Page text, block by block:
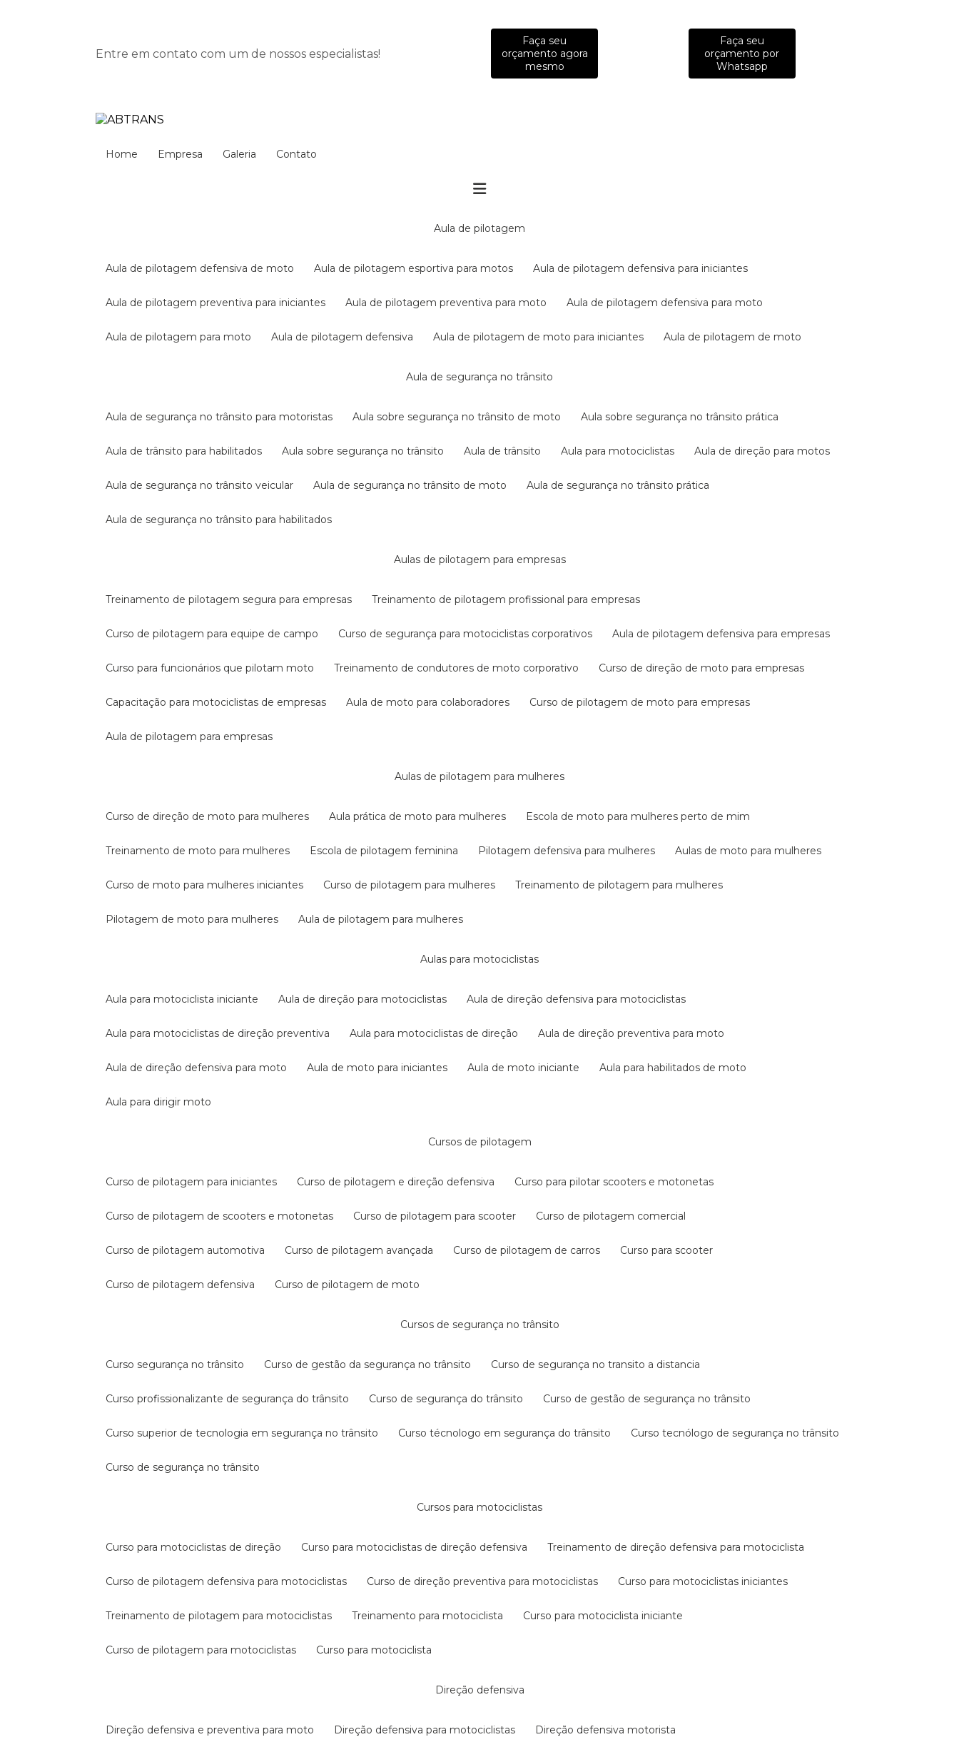
Entre em contato com um de nossos especialistas!
Faça seu
orçamento agora
mesmo
Faça seu
orçamento por
Whatsapp
Home Empresa Galeria Contato
aula de pilotagem
aula de pilotagem defensiva de moto aula de pilotagem esportiva para motos aula de pilotagem defensiva para iniciantes
aula de pilotagem preventiva para iniciantes aula de pilotagem preventiva para moto aula de pilotagem defensiva para moto
aula de pilotagem para moto aula de pilotagem defensiva aula de pilotagem de moto para iniciantes aula de pilotagem de moto
aula de segurança no trânsito
aula de segurança no trânsito para motoristas aula sobre segurança no trânsito de moto aula sobre segurança no trânsito prática
aula de trânsito para habilitados aula sobre segurança no trânsito aula de trânsito aula para motociclistas aula de direção para motos
aula de segurança no trânsito veicular aula de segurança no trânsito de moto aula de segurança no trânsito prática
aula de segurança no trânsito para habilitados
aulas de pilotagem para empresas
treinamento de pilotagem segura para empresas treinamento de pilotagem profissional para empresas
curso de pilotagem para equipe de campo curso de segurança para motociclistas corporativos aula de pilotagem defensiva para empresas
curso para funcionários que pilotam moto treinamento de condutores de moto corporativo curso de direção de moto para empresas
capacitação para motociclistas de empresas aula de moto para colaboradores curso de pilotagem de moto para empresas
aula de pilotagem para empresas
aulas de pilotagem para mulheres
curso de direção de moto para mulheres aula prática de moto para mulheres escola de moto para mulheres perto de mim
treinamento de moto para mulheres escola de pilotagem feminina pilotagem defensiva para mulheres aulas de moto para mulheres
curso de moto para mulheres iniciantes curso de pilotagem para mulheres treinamento de pilotagem para mulheres
pilotagem de moto para mulheres aula de pilotagem para mulheres
aulas para motociclistas
aula para motociclista iniciante aula de direção para motociclistas aula de direção defensiva para motociclistas
aula para motociclistas de direção preventiva aula para motociclistas de direção aula de direção preventiva para moto
aula de direção defensiva para moto aula de moto para iniciantes aula de moto iniciante aula para habilitados de moto
aula para dirigir moto
cursos de pilotagem
curso de pilotagem para iniciantes curso de pilotagem e direção defensiva curso para pilotar scooters e motonetas
curso de pilotagem de scooters e motonetas curso de pilotagem para scooter curso de pilotagem comercial
curso de pilotagem automotiva curso de pilotagem avançada curso de pilotagem de carros curso para scooter
curso de pilotagem defensiva curso de pilotagem de moto
cursos de segurança no trânsito
curso segurança no trânsito curso de gestão da segurança no trânsito curso de segurança no transito a distancia
curso profissionalizante de segurança do trânsito curso de segurança do trânsito curso de gestão de segurança no trânsito
curso superior de tecnologia em segurança no trânsito curso técnologo em segurança do trânsito curso tecnólogo de segurança no trânsito
curso de segurança no trânsito
cursos para motociclistas
curso para motociclistas de direção curso para motociclistas de direção defensiva treinamento de direção defensiva para motociclista
curso de pilotagem defensiva para motociclistas curso de direção preventiva para motociclistas curso para motociclistas iniciantes
treinamento de pilotagem para motociclistas treinamento para motociclista curso para motociclista iniciante
curso de pilotagem para motociclistas curso para motociclista
direção defensiva
direção defensiva e preventiva para moto direção defensiva para motociclistas direção defensiva motorista